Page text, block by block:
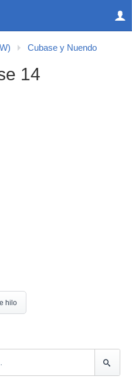
Cubase y Nuendo
14
hilo